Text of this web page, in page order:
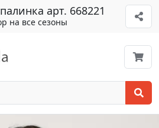
арт. 668221
на все сезоны